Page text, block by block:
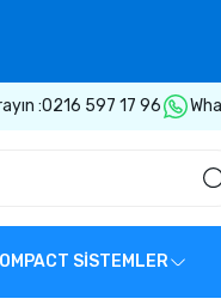
:0216 597 17 96
SİSTEMLER